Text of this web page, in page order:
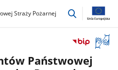
Straży Pożarnej
przejdź
okno
Państwowej